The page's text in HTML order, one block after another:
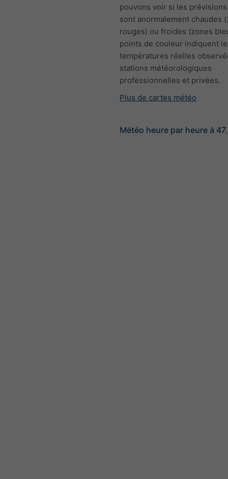
pouvons voir si les
sont anormalement chaudes
rouges) ou froides (zones
points de couleur indiquent
températures réelles
stations météorologiques
professionnelles et privées.
Plus de cartes météo
Météo heure par heure à